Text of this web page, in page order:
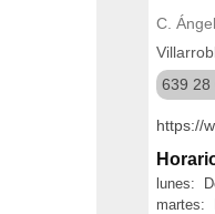
C.
639 28
https://
lunes:
martes: